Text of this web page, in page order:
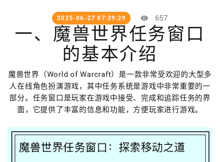
2025-06-27 07:39:29 657
一、魔兽世界任务窗口
的基本介绍
魔兽世界（World of Warcraft）是一款非常受欢迎的大型多
人在线角色扮演游戏，其中任务系统是游戏中非常重要的一
部分。任务窗口是玩家在游戏中接受、完成和追踪任务的界
面，它提供了丰富的信息和功能，方便玩家进行游戏。